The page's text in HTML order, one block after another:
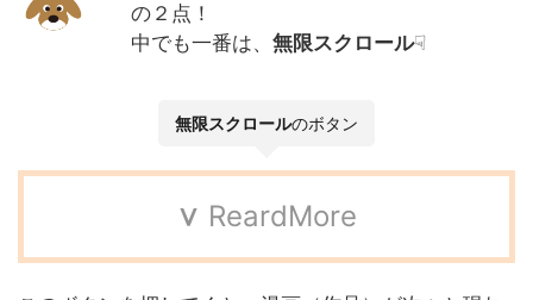
の２点！
中でも一番は、 無限スクロール☟
無限スクロールのボタン
∨ ReardMore